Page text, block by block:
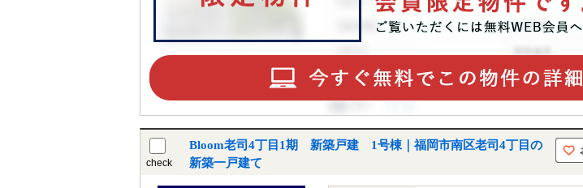
check
Bloom老司4丁目1期 新築戸建 1号棟｜福岡市南区老司4丁目の
新築一戸建て